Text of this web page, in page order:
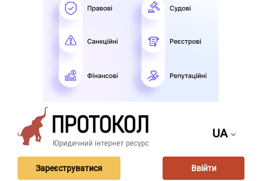
UA
Зареєструватися Ввійти